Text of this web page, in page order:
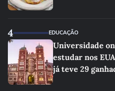
4 EDUCAÇÃO
Universidade
estudar nos
já teve 29